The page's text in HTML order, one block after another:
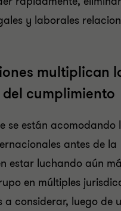
y laborales
multiplican
cumplimiento
se están acomodando
antes de la
estar luchando aún
en múltiples
a considerar, luego de